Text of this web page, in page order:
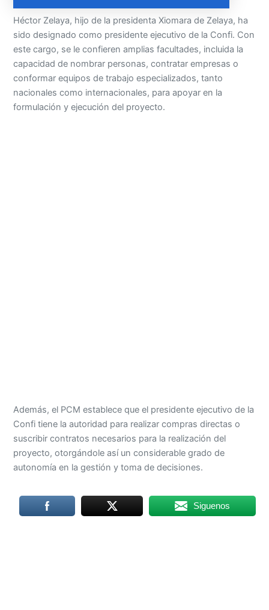
Héctor Zelaya, hijo de la presidenta Xiomara de Zelaya, ha
sido designado como presidente ejecutivo de la Confi. Con
este cargo, se le confieren amplias facultades, incluida la
capacidad de nombrar personas, contratar empresas o
conformar equipos de trabajo especializados, tanto
nacionales como internacionales, para apoyar en la
formulación y ejecución del proyecto.
Además, el PCM establece que el presidente ejecutivo de la
Confi tiene la autoridad para realizar compras directas o
suscribir contratos necesarios para la realización del
proyecto, otorgándole así un considerable grado de
autonomía en la gestión y toma de decisiones.
Siguenos